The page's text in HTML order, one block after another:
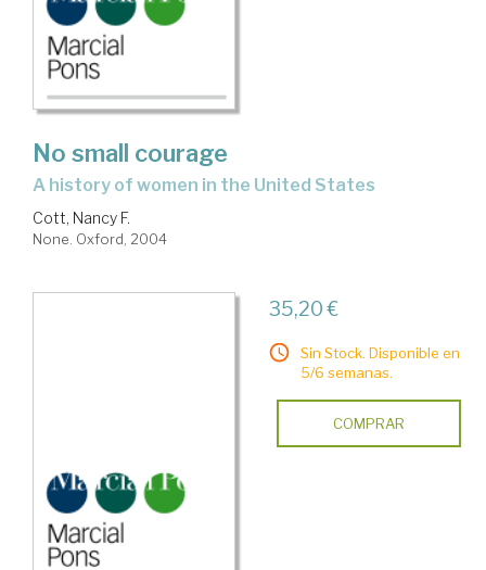
No small courage
a history of women in the United States
Cott, Nancy F.
None. Oxford, 2004
35,20 €
Sin Stock. Disponible en
5/6 semanas.
COMPRAR